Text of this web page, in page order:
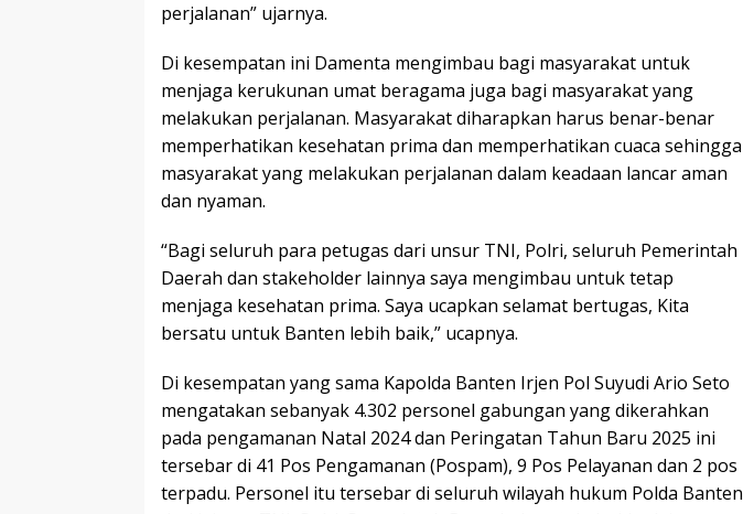
perjalanan” ujarnya.
Di kesempatan ini Damenta mengimbau bagi masyarakat untuk
menjaga kerukunan umat beragama juga bagi masyarakat yang
melakukan perjalanan. Masyarakat diharapkan harus benar-benar
memperhatikan kesehatan prima dan memperhatikan cuaca sehingga
masyarakat yang melakukan perjalanan dalam keadaan lancar aman
dan nyaman.
“Bagi seluruh para petugas dari unsur TNI, Polri, seluruh Pemerintah
Daerah dan stakeholder lainnya saya mengimbau untuk tetap
menjaga kesehatan prima. Saya ucapkan selamat bertugas, Kita
bersatu untuk Banten lebih baik,” ucapnya.
Di kesempatan yang sama Kapolda Banten Irjen Pol Suyudi Ario Seto
mengatakan sebanyak 4.302 personel gabungan yang dikerahkan
pada pengamanan Natal 2024 dan Peringatan Tahun Baru 2025 ini
tersebar di 41 Pos Pengamanan (Pospam), 9 Pos Pelayanan dan 2 pos
terpadu. Personel itu tersebar di seluruh wilayah hukum Polda Banten